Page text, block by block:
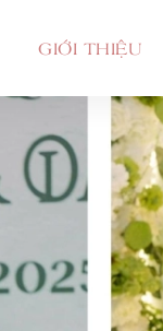
GIỚI THIỆU